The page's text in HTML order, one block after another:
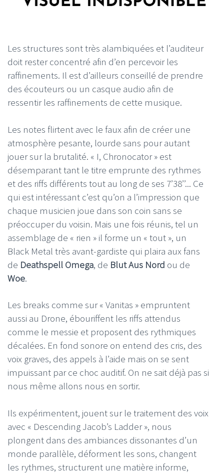
Les structures sont très alambiquées et l’auditeur
doit rester concentré afin d’en percevoir les
raffinements. Il est d’ailleurs conseillé de prendre
des écouteurs ou un casque audio afin de
ressentir les raffinements de cette musique.
Les notes flirtent avec le faux afin de créer une
atmosphère pesante, lourde sans pour autant
jouer sur la brutalité. « I, Chronocator » est
désemparant tant le titre emprunte des rythmes
et des riffs différents tout au long de ses 7’38’’... Ce
qui est intéressant c’est qu’on a l’impression que
chaque musicien joue dans son coin sans se
préoccuper du voisin. Mais une fois réunis, tel un
assemblage de « rien » il forme un « tout », un
Black Metal très avant-gardiste qui plaira aux fans
de Deathspell Omega, de Blut Aus Nord ou de
Woe.
Les breaks comme sur « Vanitas » empruntent
aussi au Drone, ébouriffent les riffs attendus
comme le messie et proposent des rythmiques
décalées. En fond sonore on entend des cris, des
voix graves, des appels à l’aide mais on se sent
impuissant par ce choc auditif. On ne sait déjà pas si
nous même allons nous en sortir.
Ils expérimentent, jouent sur le traitement des voix
avec « Descending Jacob’s Ladder », nous
plongent dans des ambiances dissonantes d’un
monde parallèle, déforment les sons, changent
les rythmes, structurent une matière informe,